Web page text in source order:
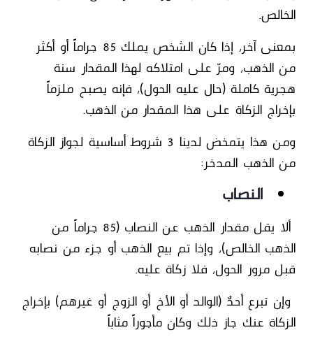
الخالص.
بمعنى آخر، إذا كان الشخص يملك 85 جراماً أو أكثر
من الذهب، ومرّ على امتلاكه لهذا المقدار سنة
هجرية كاملة (حال عليه الحول)، فإنه يصبح ملزماً
بإخراج الزكاة على هذا المقدار من الذهب.
ومن هذا يتمخض لدينا 3 شروط أساسية لجواز الزكاة
من الذهب المدخر:
النصاب
ألا يقل مقدار الذهب عن النصاب (85 جراماً من
الذهب الخالص)، وإذا تم بيع الذهب أو جزء من نصابه
قبل مرور الحول، فلا زكاة عليه.
وإن تبرع أحدٌ (الوالد أو الأخ أو الزوج أو غيرهم) بإخراج
الزكاة عنك جاز ذلك وكان مأجوراً مثاباً